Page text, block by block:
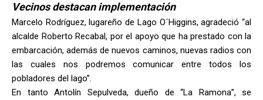
Vecinos destacan implementación
Marcelo Rodríguez, lugareño de Lago O´Higgins, agradeció “al
alcalde Roberto Recabal, por el apoyo que ha prestado con la
embarcación, además de nuevos caminos, nuevas radios con
las cuales nos podremos comunicar entre todos los
pobladores del lago”.
En tanto Antolín Sepulveda, dueño de “La Ramona”, se